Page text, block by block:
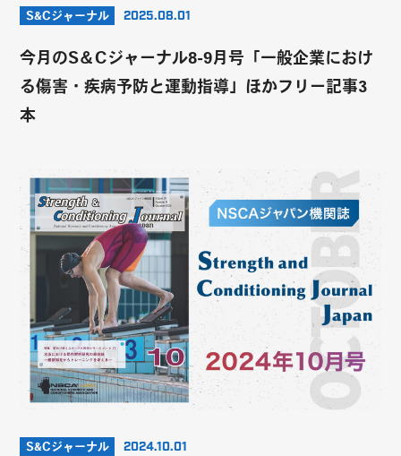
S&Cジャーナル 2025.08.01
今月のS＆Cジャーナル8-9月号「一般企業におけ
る傷害・疾病予防と運動指導」ほかフリー記事3
本
S&Cジャーナル 2024.10.01